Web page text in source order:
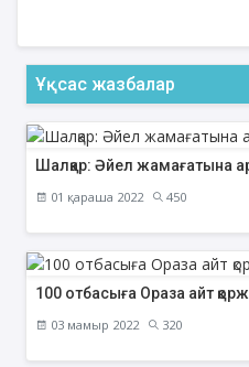
Ұқсас жазбалар
Шалқар: Әйел жамағатына
01 қараша 2022 450
100 отбасыға Ораза айт
03 мамыр 2022 320